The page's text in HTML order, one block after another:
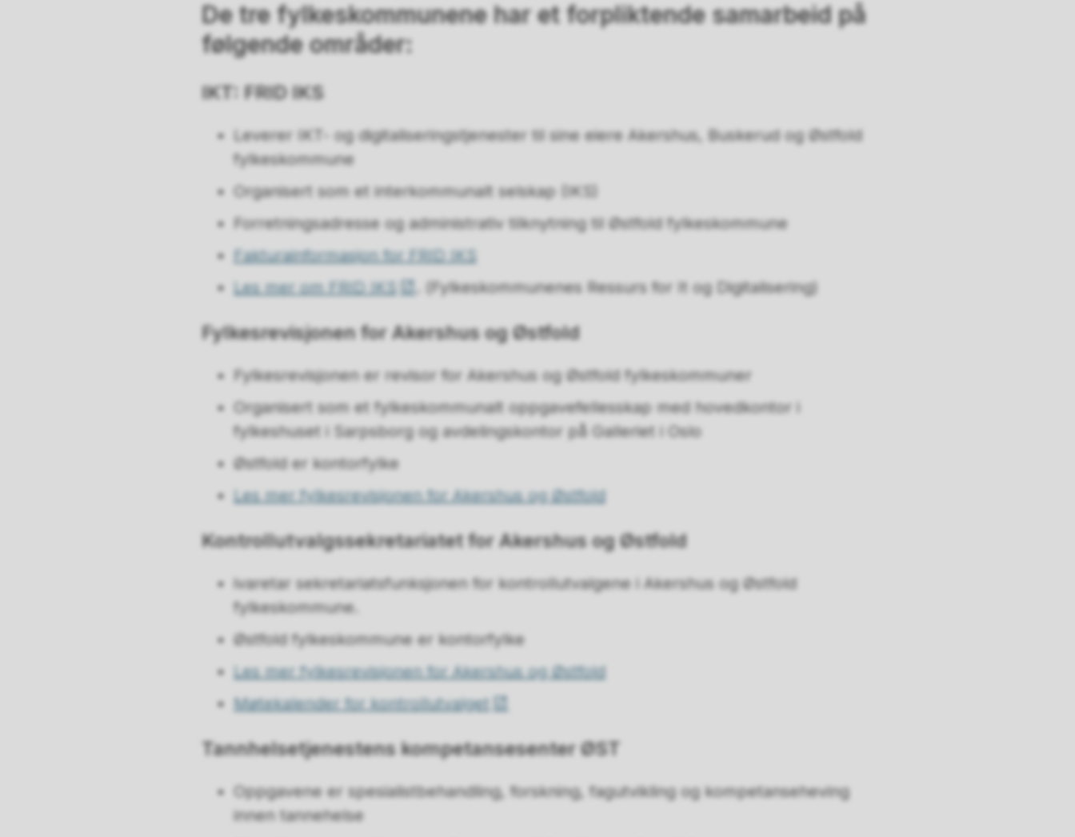
De tre fylkeskommunene har et forpliktende samarbeid på
følgende områder:
IKT: FRID IKS
Leverer IKT- og digitaliseringstjenester til sine eiere Akershus, Buskerud og Østfold
fylkeskommune
Organisert som et interkommunalt selskap (IKS)
Forretningsadresse og administrativ tilknytning til Østfold fylkeskommune
Fakturainformasjon for FRID IKS
Les mer om FRID IKS
. (Fylkeskommunenes Ressurs for It og Digitalisering)
Fylkesrevisjonen for Akershus og Østfold
Fylkesrevisjonen er revisor for Akershus og Østfold fylkeskommuner
Organisert som et fylkeskommunalt oppgavefellesskap med hovedkontor i
fylkeshuset i Sarpsborg og avdelingskontor på Galleriet i Oslo
Østfold er kontorfylke
Les mer fylkesrevisjonen for Akershus og Østfold
Kontrollutvalgssekretariatet for Akershus og Østfold
ivaretar sekretariatsfunksjonen for kontrollutvalgene i Akershus og Østfold
fylkeskommune.
Østfold fylkeskommune er kontorfylke
Les mer fylkesrevisjonen for Akershus og Østfold
Møtekalender for kontrollutvalget
Tannhelsetjenestens kompetansesenter ØST
Oppgavene er spesialistbehandling, forskning, fagutvikling og kompetanseheving
innen tannehelse